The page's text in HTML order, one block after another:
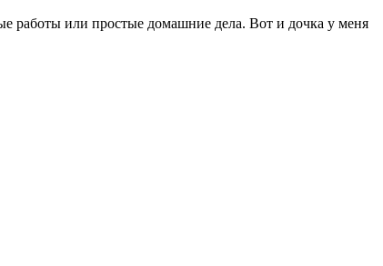
работы или простые домашние дела. Вот и дочка у меня